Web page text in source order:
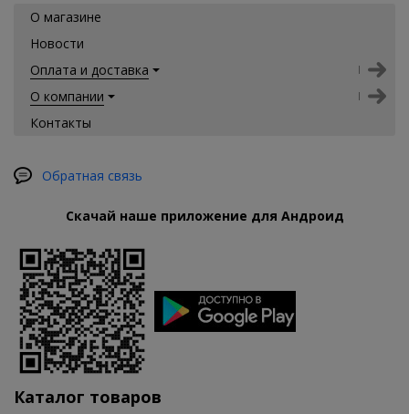
О магазине
Новости
Оплата и доставка
О компании
Контакты
Обратная связь
Скачай наше приложение для Андроид
Каталог товаров